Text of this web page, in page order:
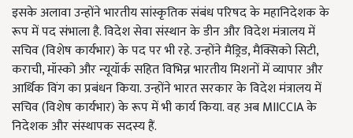
इसके अलावा उन्होंने भारतीय सांस्कृतिक संबंध परिषद के महानिदेशक के
रूप में पद संभाला है. विदेश सेवा संस्थान के डीन और विदेश मंत्रालय में
सचिव (विशेष कार्यभार) के पद पर भी रहे. उन्होंने मैड्रिड, मैक्सिको सिटी,
कराची, मॉस्को और न्यूयॉर्क सहित विभिन्न भारतीय मिशनों में व्यापार और
आर्थिक विंग का प्रबंधन किया. उन्होंने भारत सरकार के विदेश मंत्रालय में
सचिव (विशेष कार्यभार) के रूप में भी कार्य किया. वह अब MIICCIA के
निदेशक और संस्थापक सदस्य हैं.